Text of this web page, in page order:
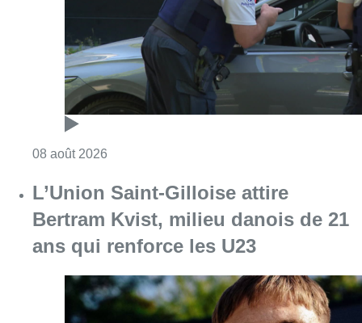
08 août 2026
L’Union Saint-Gilloise attire
Bertram Kvist, milieu danois de 21
ans qui renforce les U23